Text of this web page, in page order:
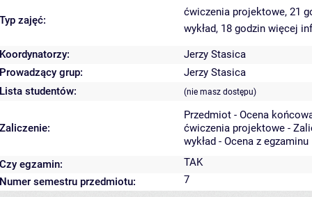
Typ zajęć:
ćwiczenia projektowe, 21
wykład, 18 godzin więcej
Koordynatorzy:
Jerzy Stasica
Prowadzący grup:
Jerzy Stasica
Lista studentów:
(nie masz dostępu)
Zaliczenie:
Przedmiot - Ocena
ćwiczenia projektowe -
wykład - Ocena z egzaminu
Czy egzamin:
TAK
Numer semestru przedmiotu:
7